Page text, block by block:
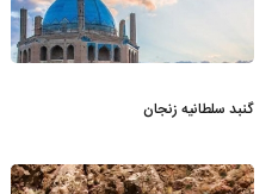
گنبد سلطانیه زنجان